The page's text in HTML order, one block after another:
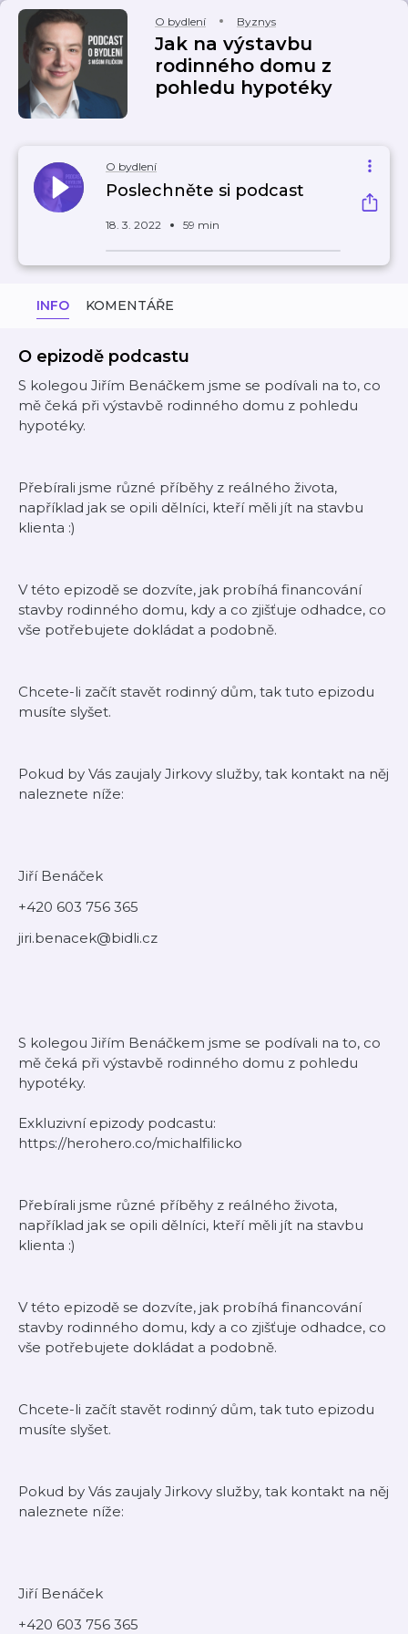
O bydlení Byznys
Jak na výstavbu
rodinného domu z
pohledu hypotéky
O bydlení
Poslechněte si podcast
18. 3. 2022 59 min
INFO KOMENTÁŘE
O epizodě podcastu
S kolegou Jiřím Benáčkem jsme se podívali na to, co
mě čeká při výstavbě rodinného domu z pohledu
hypotéky.
Přebírali jsme různé příběhy z reálného života,
například jak se opili dělníci, kteří měli jít na stavbu
klienta :)
V této epizodě se dozvíte, jak probíhá financování
stavby rodinného domu, kdy a co zjišťuje odhadce, co
vše potřebujete dokládat a podobně.
Chcete-li začít stavět rodinný dům, tak tuto epizodu
musíte slyšet.
Pokud by Vás zaujaly Jirkovy služby, tak kontakt na něj
naleznete níže:
Jiří Benáček
+420 603 756 365
jiri.benacek@bidli.cz
S kolegou Jiřím Benáčkem jsme se podívali na to, co
mě čeká při výstavbě rodinného domu z pohledu
hypotéky.
Exkluzivní epizody podcastu:
https://herohero.co/michalfilicko
Přebírali jsme různé příběhy z reálného života,
například jak se opili dělníci, kteří měli jít na stavbu
klienta :)
V této epizodě se dozvíte, jak probíhá financování
stavby rodinného domu, kdy a co zjišťuje odhadce, co
vše potřebujete dokládat a podobně.
Chcete-li začít stavět rodinný dům, tak tuto epizodu
musíte slyšet.
Pokud by Vás zaujaly Jirkovy služby, tak kontakt na něj
naleznete níže:
Jiří Benáček
+420 603 756 365